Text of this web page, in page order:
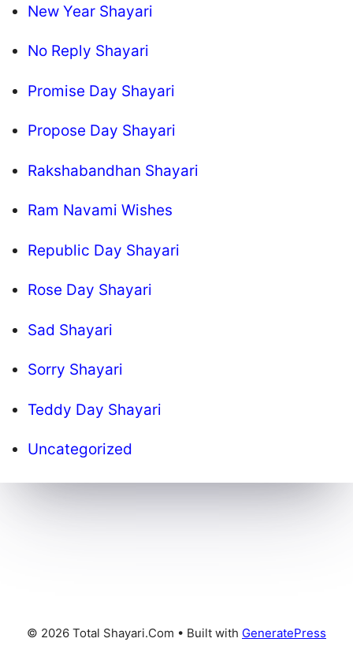
New Year Shayari
No Reply Shayari
Promise Day Shayari
Propose Day Shayari
Rakshabandhan Shayari
Ram Navami Wishes
Republic Day Shayari
Rose Day Shayari
Sad Shayari
Sorry Shayari
Teddy Day Shayari
Uncategorized
© 2026 Total Shayari.Com • Built with GeneratePress